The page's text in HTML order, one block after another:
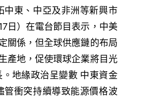
中東、中亞及非洲等新興市
日）在電台節目表示，中美
關係，但全球供應鏈的布局
產地，促使環球企業將目光
地緣政治呈變數 中東資金
衝突持續導致能源價格波